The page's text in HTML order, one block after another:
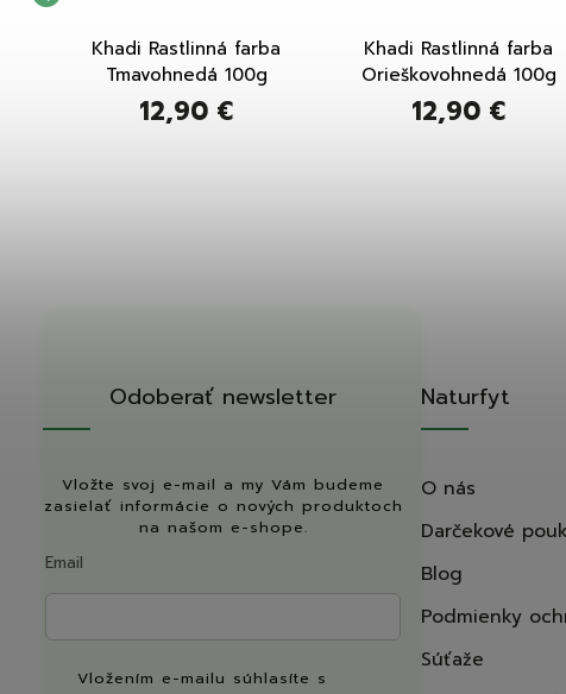
Khadi Rastlinná farba
Tmavohnedá 100g
12,90 €
Khadi Rastlinná farba
Orieškovohnedá 100g
12,90 €
Odoberať newsletter
Vložte svoj e-mail a my Vám budeme
zasielať informácie o nových produktoch
na našom e-shope.
Email
Vložením e-mailu súhlasíte s
Naturfyt
O nás
Darčekové
Blog
Podmienky
Súťaže